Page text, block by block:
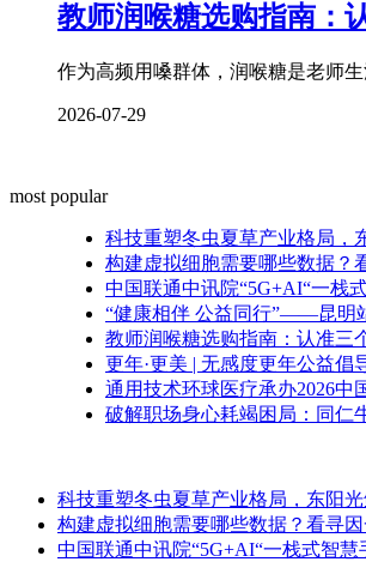
教师润喉糖选购指南：
作为高频用嗓群体，润喉糖是老师
2026-07-29
most popular
科技重塑冬虫夏草产业格局，
构建虚拟细胞需要哪些数据？
中国联通中讯院“5G+AI“一栈
“健康相伴 公益同行”——昆明
教师润喉糖选购指南：认准三
更年·更美 | 无感度更年公益
通用技术环球医疗承办2026
破解职场身心耗竭困局：同仁
科技重塑冬虫夏草产业格局，东阳
构建虚拟细胞需要哪些数据？看寻
中国联通中讯院“5G+AI“一栈式智